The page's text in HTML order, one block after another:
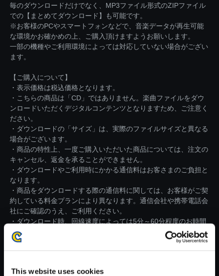
This website uses cookies
毎のダウンロードだけでなく、MP3ファイル形式のZIPファイル
での【まとめてダウンロード】も可能です。
※お客様のPCやスマートフォンなどで、音楽データが再生可能
な環境かお確かめの上、ご購入頂けますようお願いします。
一部の機種やご利用環境によっては対応していない場合がござい
ます。
【ご購入について】
・表示価格は税込価格となります。
・こちらの商品は「CD」ではありません。楽曲ファイルをダウ
ンロードいただくデジタルコンテンツとなりますため、ご注意く
ださい。
・ダウンロードの「サイズ」は、実際のファイルサイズと異なる
場合がございます。
・商品の特性上、一度ご購入いただいた商品については、注文の
キャンセル、返金を承ることができません。
・ダウンロードやご利用時にかかる通信料はお客さまのご負担と
なります。
・商品をダウンロードする際の通信料に関しては、お客様がご契
約している料金プランにより異なります。通信会社や携帯電話会
社にご確認のうえ、ご利用ください。
・ダウンロード時、回線速度によっては5分～60分程度のお時間
がかかる場合がございます。
※ご購入いただいたファイルのダウンロードの際には、通信環境
が安定しているWifi環境でお試しください。